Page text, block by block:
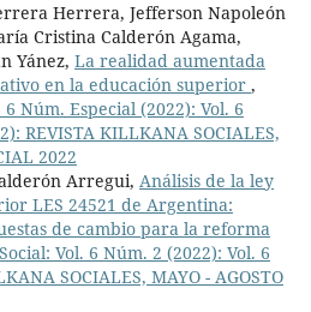
Herrera, Jefferson Napoleón
Cristina Calderón Agama,
Yánez, La realidad aumentada
en la educación superior ,
Núm. Especial (2022): Vol. 6
REVISTA KILLKANA SOCIALES,
2022
Arregui, Análisis de la ley
LES 24521 de Argentina:
de cambio para la reforma
Vol. 6 Núm. 2 (2022): Vol. 6
SOCIALES, MAYO - AGOSTO